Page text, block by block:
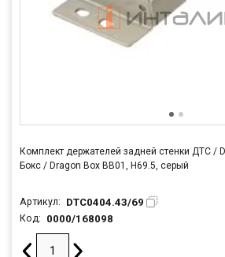
Комплект держателей задней стенки ДТС /
Бокс / Dragon Box BB01, H69.5, серый
Артикул: DTC0404.43/69
Код: 0000/168098